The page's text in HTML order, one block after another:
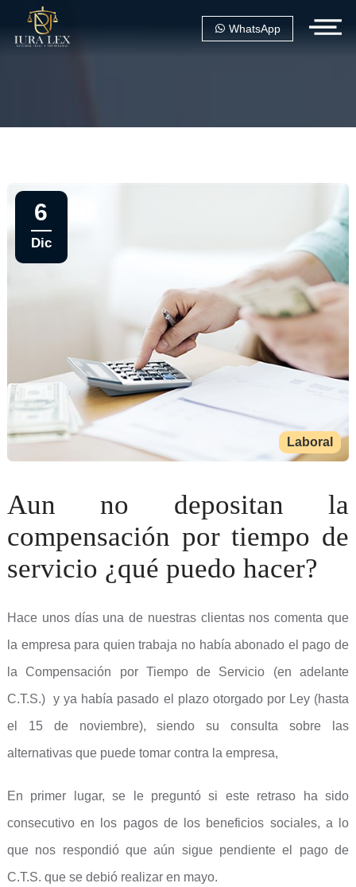
WhatsApp
Laboral
6
Dic
Aun no depositan la
compensación por tiempo de
servicio ¿qué puedo hacer?
Hace unos días una de nuestras clientas nos comenta que
la empresa para quien trabaja no había abonado el pago de
la Compensación por Tiempo de Servicio (en adelante
C.T.S.) y ya había pasado el plazo otorgado por Ley (hasta
el 15 de noviembre), siendo su consulta sobre las
alternativas que puede tomar contra la empresa,
En primer lugar, se le preguntó si este retraso ha sido
consecutivo en los pagos de los beneficios sociales, a lo
que nos respondió que aún sigue pendiente el pago de
C.T.S. que se debió realizar en mayo.